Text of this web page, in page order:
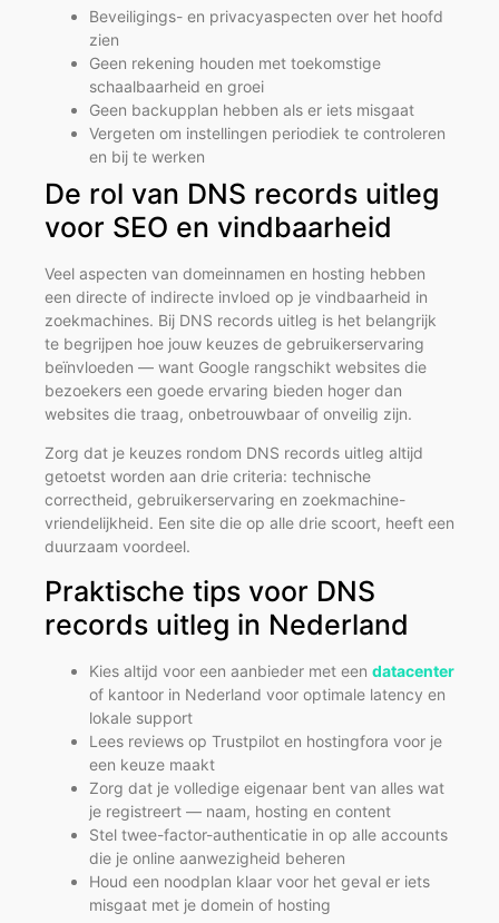
Beveiligings- en privacyaspecten over het hoofd
zien
Geen rekening houden met toekomstige
schaalbaarheid en groei
Geen backupplan hebben als er iets misgaat
Vergeten om instellingen periodiek te controleren
en bij te werken
De rol van DNS records uitleg
voor SEO en vindbaarheid
Veel aspecten van domeinnamen en hosting hebben
een directe of indirecte invloed op je vindbaarheid in
zoekmachines. Bij DNS records uitleg is het belangrijk
te begrijpen hoe jouw keuzes de gebruikerservaring
beïnvloeden — want Google rangschikt websites die
bezoekers een goede ervaring bieden hoger dan
websites die traag, onbetrouwbaar of onveilig zijn.
Zorg dat je keuzes rondom DNS records uitleg altijd
getoetst worden aan drie criteria: technische
correctheid, gebruikerservaring en zoekmachine-
vriendelijkheid. Een site die op alle drie scoort, heeft een
duurzaam voordeel.
Praktische tips voor DNS
records uitleg in Nederland
Kies altijd voor een aanbieder met een datacenter
of kantoor in Nederland voor optimale latency en
lokale support
Lees reviews op Trustpilot en hostingfora voor je
een keuze maakt
Zorg dat je volledige eigenaar bent van alles wat
je registreert — naam, hosting en content
Stel twee-factor-authenticatie in op alle accounts
die je online aanwezigheid beheren
Houd een noodplan klaar voor het geval er iets
misgaat met je domein of hosting